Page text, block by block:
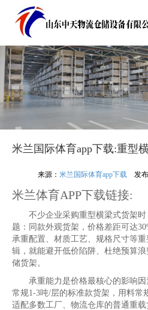
米兰国际体育app下载:重型
来源：米兰国际体育app下载 发布
米兰体育APP下载链接:
不少企业采购重型横梁式货架时
题：同款外观货架，价格差距可达
承重配置、材质工艺、规格尺寸等
辑，就能避开低价陷阱、杜绝预算
储货架。
承重能力是价格最核心的影响因
常规1-3吨/层的标准款货架，用料常
适配多数工厂、物流仓库的普通重